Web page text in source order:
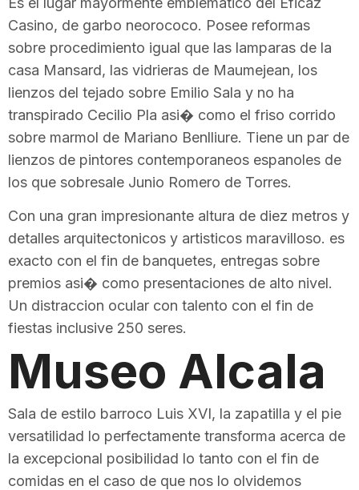
Casino, de garbo neorococo. Posee reformas
sobre procedimiento igual que las lamparas de la
casa Mansard, las vidrieras de Maumejean, los
lienzos del tejado sobre Emilio Sala y no ha
transpirado Cecilio Pla asi� como el friso corrido
sobre marmol de Mariano Benlliure. Tiene un par de
lienzos de pintores contemporaneos espanoles de
los que sobresale Junio Romero de Torres.
Con una gran impresionante altura de diez metros y
detalles arquitectonicos y artisticos maravilloso. es
exacto con el fin de banquetes, entregas sobre
premios asi� como presentaciones de alto nivel.
Un distraccion ocular con talento con el fin de
fiestas inclusive 250 seres.
Museo Alcala
Sala de estilo barroco Luis XVI, la zapatilla y el pie
versatilidad lo perfectamente transforma acerca de
la excepcional posibilidad lo tanto con el fin de
comidas en el caso de que nos lo olvidemos